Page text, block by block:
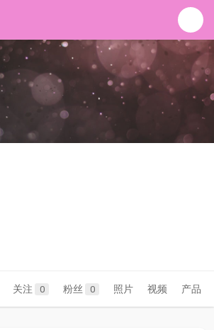
关注 0 粉丝 0 照片 视频 产品